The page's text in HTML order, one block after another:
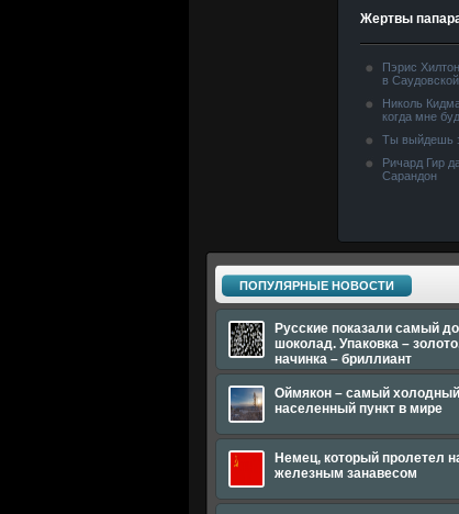
Жертвы
Пэрис
в
Николь
когда мне
Ты выйдешь
Ричард Гир
Сарандон
ПОПУЛЯРНЫЕ НОВОСТИ
Русские показали самый
шоколад. Упаковка –
начинка – бриллиант
Оймякон – самый холодный
населенный пункт в мире
Немец, который пролетел
железным занавесом